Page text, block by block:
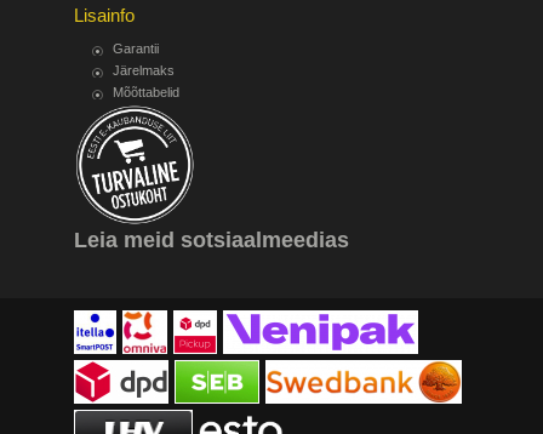
Lisainfo
Garantii
Järelmaks
Mõõttabelid
Leia meid sotsiaalmeedias